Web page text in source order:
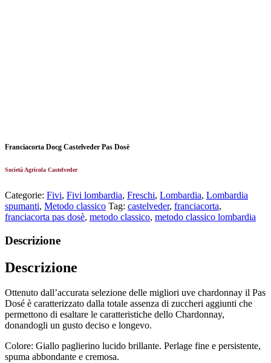
Franciacorta Docg Castelveder Pas Dosè
Società Agricola Castelveder
Categorie: Fivi, Fivi lombardia, Freschi, Lombardia, Lombardia
spumanti, Metodo classico Tag: castelveder, franciacorta,
franciacorta pas dosè, metodo classico, metodo classico lombardia
Descrizione
Descrizione
Ottenuto dall’accurata selezione delle migliori uve chardonnay il Pas
Dosé è caratterizzato dalla totale assenza di zuccheri aggiunti che
permettono di esaltare le caratteristiche dello Chardonnay,
donandogli un gusto deciso e longevo.
Colore: Giallo paglierino lucido brillante. Perlage fine e persistente,
spuma abbondante e cremosa.